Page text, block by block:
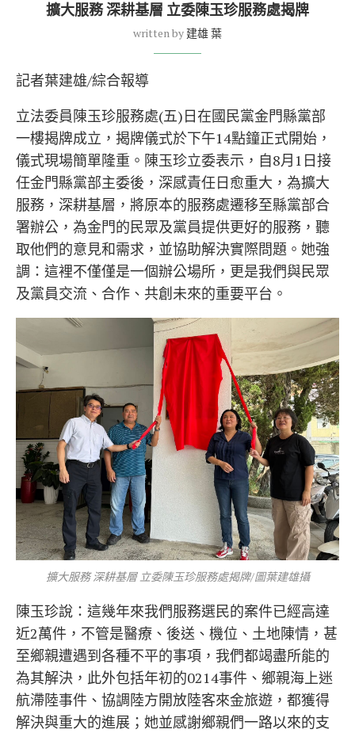
擴大服務 深耕基層 立委陳玉珍服務處揭牌
written by 建雄 葉
記者葉建雄/綜合報導
立法委員陳玉珍服務處(五)日在國民黨金門縣黨部
一樓揭牌成立，揭牌儀式於下午14點鐘正式開始，
儀式現場簡單隆重。陳玉珍立委表示，自8月1日接
任金門縣黨部主委後，深感責任日愈重大，為擴大
服務，深耕基層，將原本的服務處遷移至縣黨部合
署辦公，為金門的民眾及黨員提供更好的服務，聽
取他們的意見和需求，並協助解決實際問題。她強
調：這裡不僅僅是一個辦公場所，更是我們與民眾
及黨員交流、合作、共創未來的重要平台。
擴大服務 深耕基層 立委陳玉珍服務處揭牌/圖葉建雄攝
陳玉珍說：這幾年來我們服務選民的案件已經高達
近2萬件，不管是醫療、後送、機位、土地陳情，甚
至鄉親遭遇到各種不平的事項，我們都竭盡所能的
為其解決，此外包括年初的0214事件、鄉親海上迷
航滯陸事件、協調陸方開放陸客來金旅遊，都獲得
解決與重大的進展；她並感謝鄉親們一路以來的支